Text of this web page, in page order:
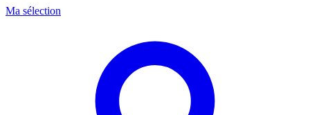
Ma sélection